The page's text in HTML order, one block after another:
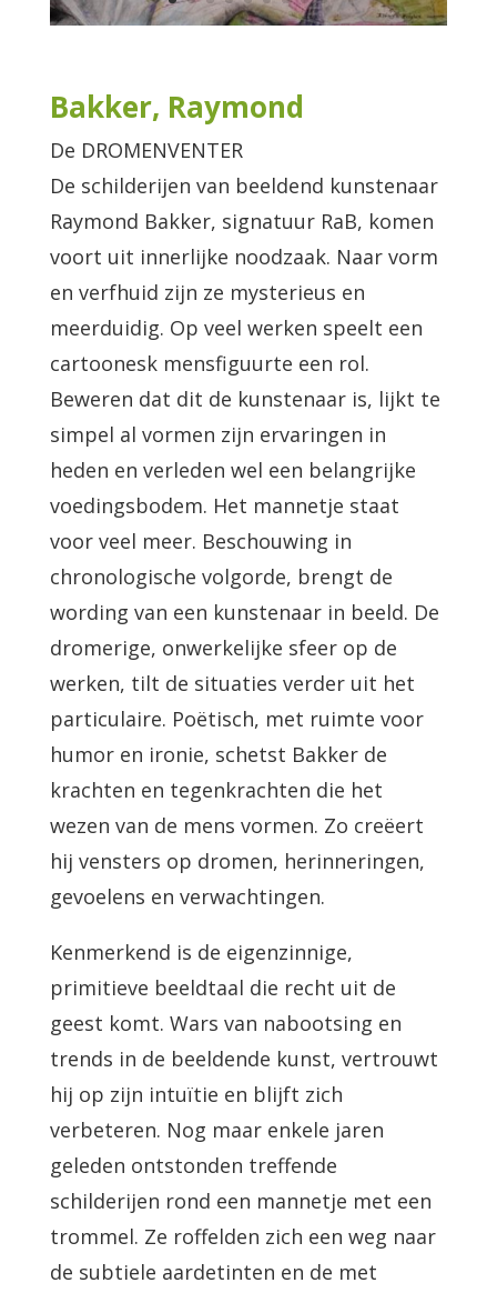
Bakker, Raymond
De DROMENVENTER
De schilderijen van beeldend kunstenaar
Raymond Bakker, signatuur RaB, komen
voort uit innerlijke noodzaak. Naar vorm
en verfhuid zijn ze mysterieus en
meerduidig. Op veel werken speelt een
cartoonesk mensfiguurte een rol.
Beweren dat dit de kunstenaar is, lijkt te
simpel al vormen zijn ervaringen in
heden en verleden wel een belangrijke
voedingsbodem. Het mannetje staat
voor veel meer. Beschouwing in
chronologische volgorde, brengt de
wording van een kunstenaar in beeld. De
dromerige, onwerkelijke sfeer op de
werken, tilt de situaties verder uit het
particulaire. Poëtisch, met ruimte voor
humor en ironie, schetst Bakker de
krachten en tegenkrachten die het
wezen van de mens vormen. Zo creëert
hij vensters op dromen, herinneringen,
gevoelens en verwachtingen.
Kenmerkend is de eigenzinnige,
primitieve beeldtaal die recht uit de
geest komt. Wars van nabootsing en
trends in de beeldende kunst, vertrouwt
hij op zijn intuïtie en blijft zich
verbeteren. Nog maar enkele jaren
geleden ontstonden treffende
schilderijen rond een mannetje met een
trommel. Ze roffelden zich een weg naar
de subtiele aardetinten en de met